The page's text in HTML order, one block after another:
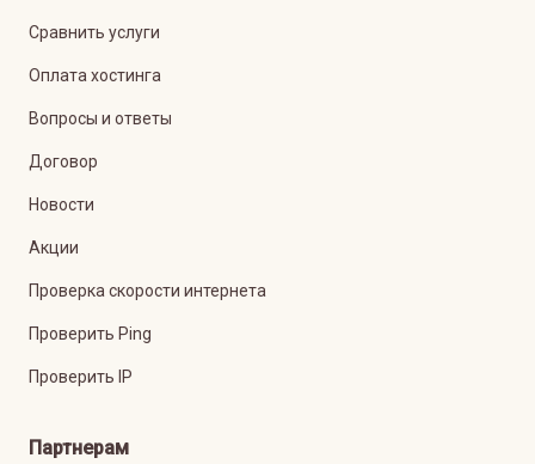
Сравнить услуги
Оплата хостинга
Вопросы и ответы
Договор
Новости
Акции
Проверка скорости интернета
Проверить Ping
Проверить IP
Партнерам